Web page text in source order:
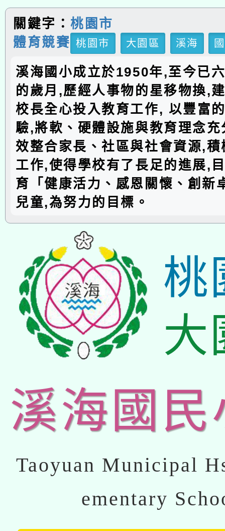
關鍵字：桃園市
體育競賽 桃園市 大園區 溪海
溪海國小成立於1950年,至今已
的歲月,歷經人事物的星移物換,
校長全心投入教育工作, 以豐富
驗,將軟、硬體設施與教育理念
效整合家長、社區與社會資源,
工作,使得學校有了長足的進展,
育「健康活力、感恩關懷、創新
兒童,為努力的目標。
桃
大
溪海國民
Taoyuan Municipal
ementary